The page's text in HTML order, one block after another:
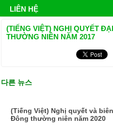
LIÊN HỆ
(TIẾNG VIỆT) NGHỊ QUYẾT
THƯỜNG NIÊN NĂM 2017
다른 뉴스
(Tiếng Việt) Nghị quyết và
Đông thường niên năm 2020